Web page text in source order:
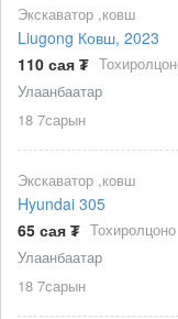
Экскаватор ,ковш
Liugong Ковш, 2023
110 сая ₮
Улаанбаатар
18 7сарын
Экскаватор ,ковш
Hyundai 305
65 сая ₮ Тохиролцоно
Улаанбаатар
18 7сарын